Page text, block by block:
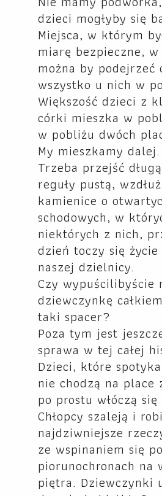
dzieci mogłyby się
Miejsca, w którym
miarę bezpieczne,
można by podejrzeć
wszystko u nich w
Większość dzieci z
córki mieszka w
w pobliżu dwóch
My mieszkamy dalej.
Trzeba przejść
reguły pustą,
kamienice o
schodowych, w
niektórych z nich,
dzień toczy się
naszej dzielnicy.
Czy wypuścilibyście
dziewczynkę
taki spacer?
Poza tym jest
sprawa w tej całej
Dzieci, które
nie chodzą na place
po prostu włóczą
Chłopcy szaleją i
najdziwniejsze
ze wspinaniem się po
piorunochronach na
piętra. Dziewczynki